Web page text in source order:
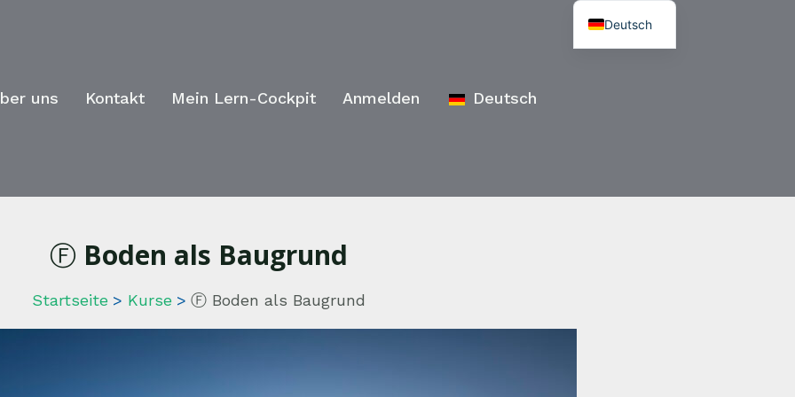
uns Kontakt Mein Lern-Cockpit Anmelden Deutsch
Ⓕ Boden als Baugrund
Startseite Kurse Ⓕ Boden als Baugrund
Deutsch